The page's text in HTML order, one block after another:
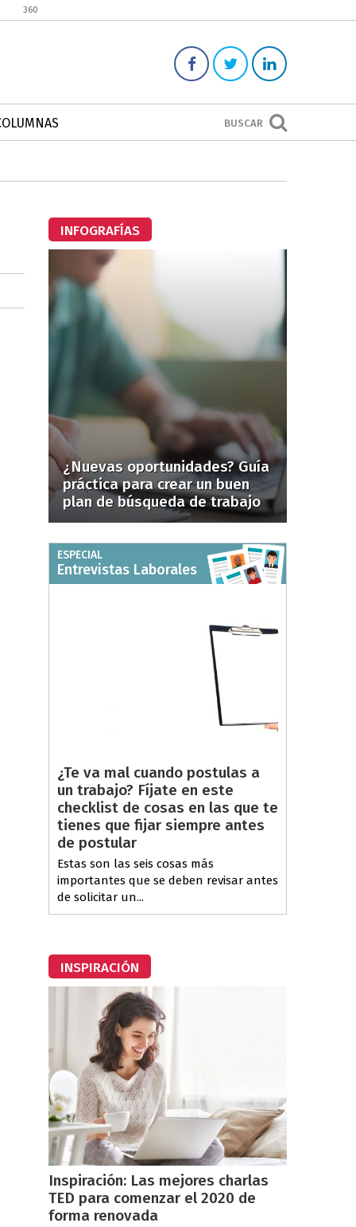
360
BUSCAR
INFOGRAFÍAS
¿Nuevas oportunidades? Guía
práctica para crear un buen
plan de búsqueda de trabajo
ESPECIAL
Entrevistas Laborales
¿Te va mal cuando postulas a
un trabajo? Fíjate en este
checklist de cosas en las que te
tienes que fijar siempre antes
de postular
Estas son las seis cosas más
importantes que se deben revisar antes
de solicitar un...
INSPIRACIÓN
Inspiración: Las mejores charlas
TED para comenzar el 2020 de
forma renovada